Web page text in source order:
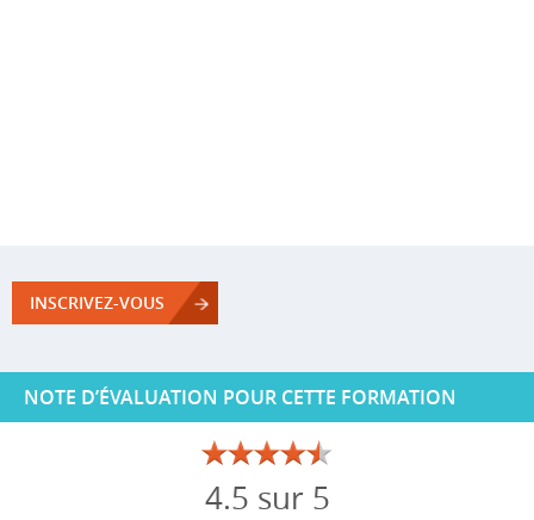
INSCRIVEZ-VOUS
NOTE D’ÉVALUATION POUR CETTE FORMATION
4.5 sur 5